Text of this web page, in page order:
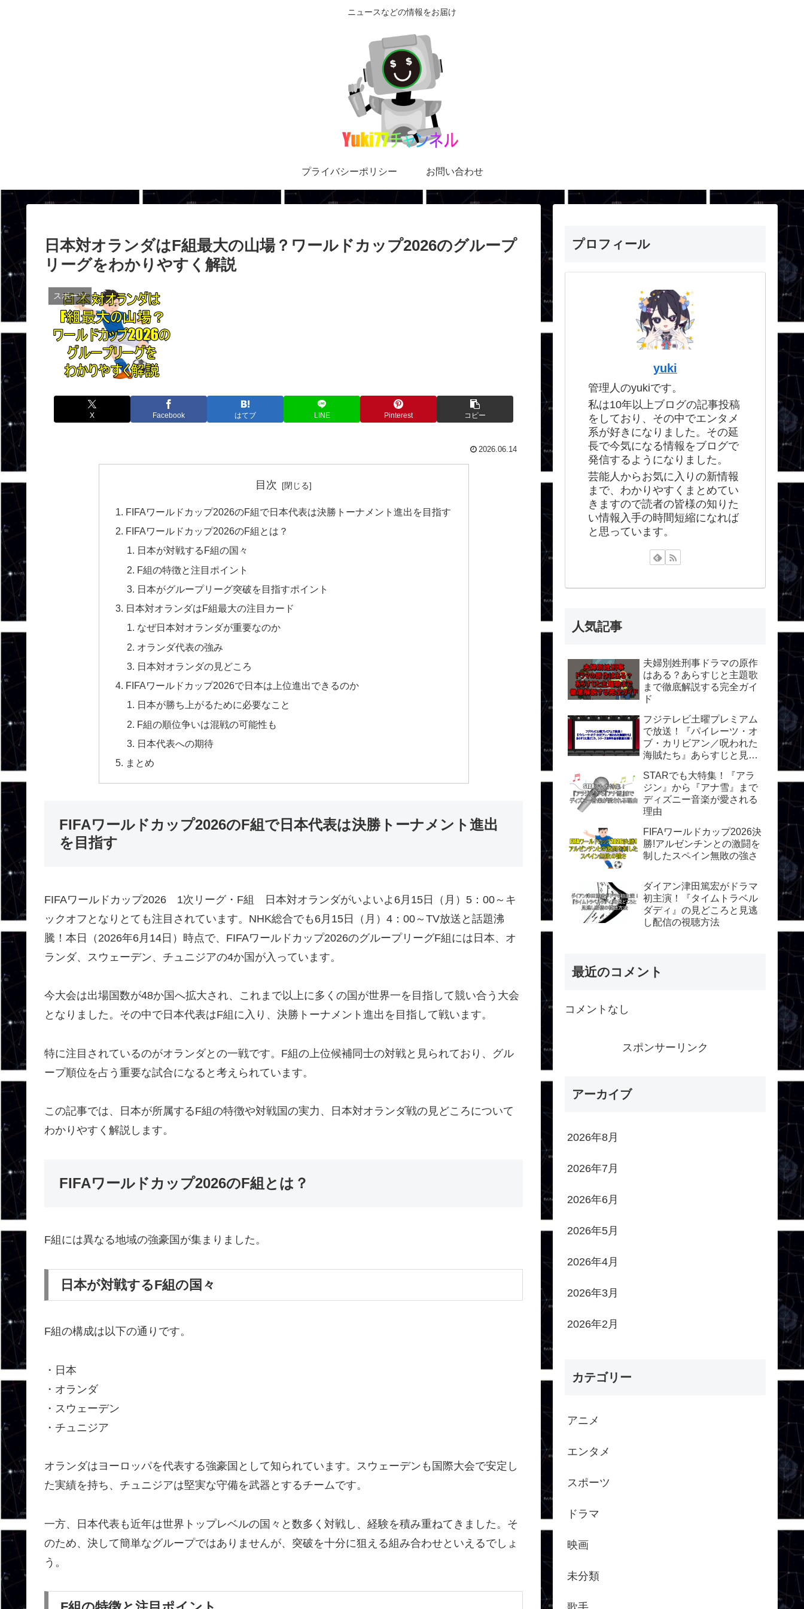
ニュースなどの情報をお届け
プライバシーポリシー お問い合わせ
日本対オランダはF組最大の山場？ワールドカップ2026のグループ
リーグをわかりやすく解説
スポーツ
X Facebook はてブ LINE Pinterest コピー
2026.06.14
目次
FIFAワールドカップ2026のF組で日本代表は決勝トーナメント進出を目指す
FIFAワールドカップ2026のF組とは？
日本が対戦するF組の国々
F組の特徴と注目ポイント
日本がグループリーグ突破を目指すポイント
日本対オランダはF組最大の注目カード
なぜ日本対オランダが重要なのか
オランダ代表の強み
日本対オランダの見どころ
FIFAワールドカップ2026で日本は上位進出できるのか
日本が勝ち上がるために必要なこと
F組の順位争いは混戦の可能性も
日本代表への期待
まとめ
FIFAワールドカップ2026のF組で日本代表は決勝トーナメント進出
を目指す
FIFAワールドカップ2026 1次リーグ・F組 日本対オランダがいよいよ6月15日（月）5：00～キ
ックオフとなりとても注目されています。NHK総合でも6月15日（月）4：00～TV放送と話題沸
騰！本日（2026年6月14日）時点で、FIFAワールドカップ2026のグループリーグF組には日本、オ
ランダ、スウェーデン、チュニジアの4か国が入っています。
今大会は出場国数が48か国へ拡大され、これまで以上に多くの国が世界一を目指して競い合う大会
となりました。その中で日本代表はF組に入り、決勝トーナメント進出を目指して戦います。
特に注目されているのがオランダとの一戦です。F組の上位候補同士の対戦と見られており、グル
ープ順位を占う重要な試合になると考えられています。
この記事では、日本が所属するF組の特徴や対戦国の実力、日本対オランダ戦の見どころについて
わかりやすく解説します。
FIFAワールドカップ2026のF組とは？
F組には異なる地域の強豪国が集まりました。
日本が対戦するF組の国々
F組の構成は以下の通りです。
・日本
・オランダ
・スウェーデン
・チュニジア
オランダはヨーロッパを代表する強豪国として知られています。スウェーデンも国際大会で安定し
た実績を持ち、チュニジアは堅実な守備を武器とするチームです。
一方、日本代表も近年は世界トップレベルの国々と数多く対戦し、経験を積み重ねてきました。そ
のため、決して簡単なグループではありませんが、突破を十分に狙える組み合わせといえるでしょ
う。
プロフィール
yuki
管理人のyukiです。
私は10年以上ブログの記事投稿
をしており、その中でエンタメ
系が好きになりました。その延
長で今気になる情報をブログで
発信するようになりました。
芸能人からお気に入りの新情報
まで、わかりやすくまとめてい
きますので読者の皆様の知りた
い情報入手の時間短縮になれば
と思っています。
人気記事
夫婦別姓刑事ドラマの原作
はある？あらすじと主題歌
まで徹底解説する完全ガイ
ド
フジテレビ土曜プレミアム
で放送！『パイレーツ・オ
ブ・カリビアン／呪われた
海賊たち』あらすじと見ど
徹底比較！
STARでも大特集！『アラ
ジン』から『アナ雪』まで
ディズニー音楽が愛される
理由
FIFAワールドカップ2026決
勝!アルゼンチンとの激闘を
制したスペイン無敗の強さ
ダイアン津田篤宏がドラマ
初主演！『タイムトラベル
ダディ』の見どころと見逃
し配信の視聴方法
最近のコメント
コメントなし
スポンサーリンク
アーカイブ
2026年8月
2026年7月
2026年6月
2026年5月
2026年4月
2026年3月
2026年2月
カテゴリー
アニメ
エンタメ
スポーツ
ドラマ
映画
未分類